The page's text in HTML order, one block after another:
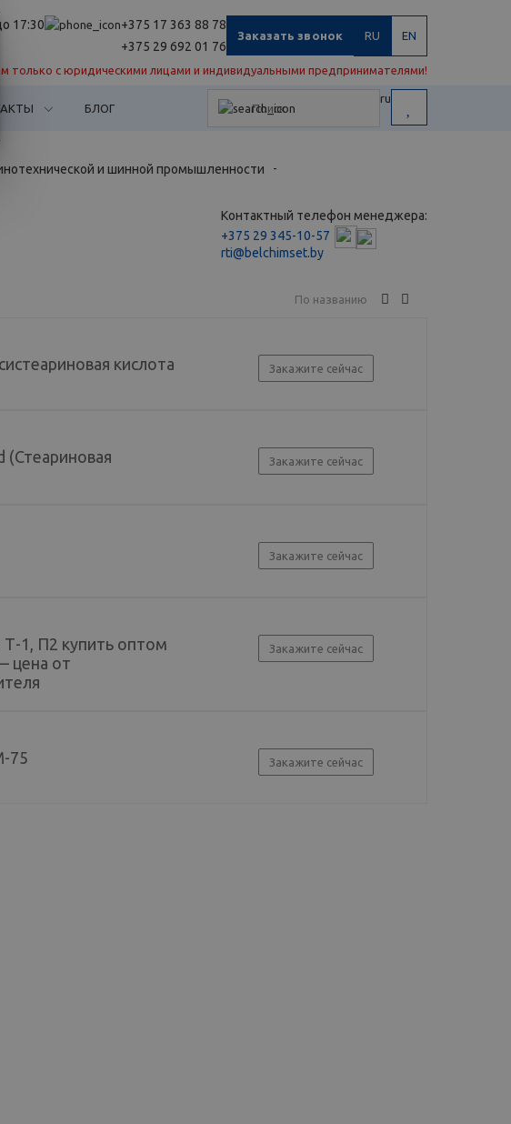
17:30
+375 17 363 88 78
+375 29 692 01 76
Заказать звонок RU EN
только с юридическими лицами и индивидуальными предпринимателями!
БЛОГ
ru
и шинной промышленности
-
Контактный телефон менеджера:
+375 29 345-10-57
rti@belchimset.by
По названию
кислота Закажите сейчас
(Стеариновая
Закажите сейчас
Закажите сейчас
1, П2 купить оптом
цена от
Закажите сейчас
75 Закажите сейчас